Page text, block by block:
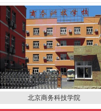
北京商务科技学院